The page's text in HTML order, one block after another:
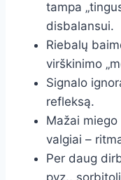
tampa
disbalansui.
Riebalų
virškinimo
Signalo
refleksą.
Mažai
valgiai –
Per daug